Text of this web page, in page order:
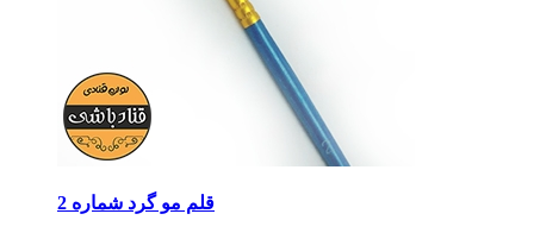
قلم مو گرد شماره 2